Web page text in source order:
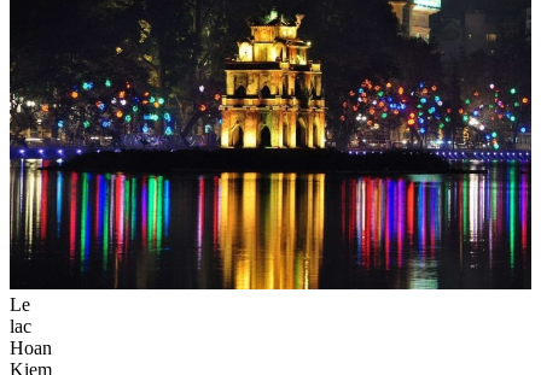
Le
lac
Hoan
Kiem